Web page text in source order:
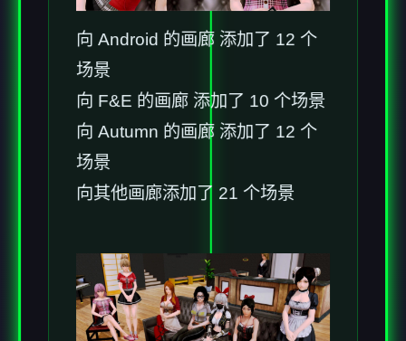
向 Android 的画廊 添加了 12 个
场景
向 F&E 的画廊 添加了 10 个场景
向 Autumn 的画廊 添加了 12 个
场景
向其他画廊添加了 21 个场景